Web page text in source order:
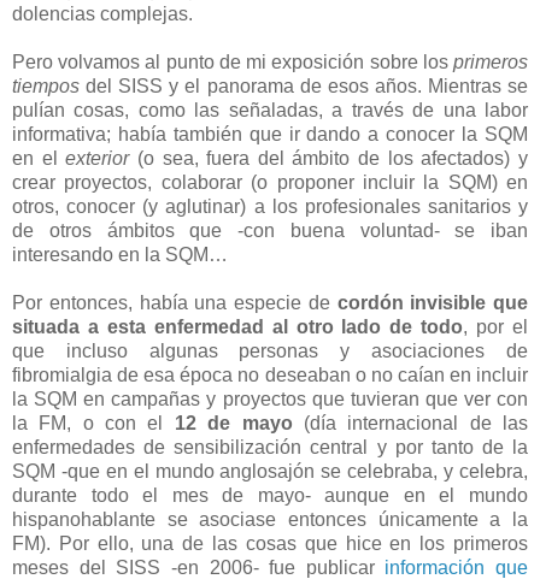
dolencias complejas.
Pero volvamos al punto de mi exposición sobre los primeros
tiempos del SISS y el panorama de esos años. Mientras se
pulían cosas, como las señaladas, a través de una labor
informativa; había también que ir dando a conocer la SQM
en elexterior(o sea, fuera del ámbito de los afectados) y
crear proyectos, colaborar (o proponer incluir la SQM) en
otros, conocer (y aglutinar) a los profesionales sanitarios y
de otros ámbitos que -con buena voluntad- se iban
interesando en la SQM…
Por entonces, había una especie de cordón invisible que
situada a esta enfermedad al otro lado de todo, por el
que incluso algunas personas y asociaciones de
fibromialgia de esa época no deseaban o no caían en incluir
la SQM en campañas y proyectos que tuvieran que ver con
la FM, o con el 12 de mayo (día internacional de las
enfermedades de sensibilización central y por tanto de la
SQM -que en el mundo anglosajón se celebraba, y celebra,
durante todo el mes de mayo- aunque en el mundo
hispanohablante se asociase entonces únicamente a la
FM). Por ello, una de las cosas que hice en los primeros
meses del SISS -en 2006- fue publicar información que